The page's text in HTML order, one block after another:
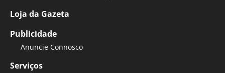
Loja da Gazeta
Publicidade
Anuncie Connosco
Serviços